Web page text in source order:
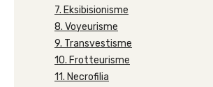
7. Eksibisionisme
8. Voyeurisme
9. Transvestisme
10. Frotteurisme
11. Necrofilia